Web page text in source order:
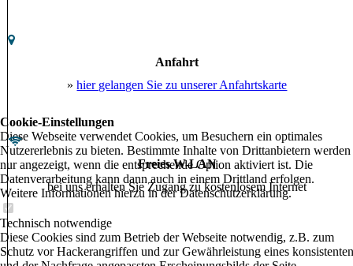
Anfahrt
»hier gelangen Sie zu unserer Anfahrtskarte
Freies W-LAN
bei uns erhalten Sie Zugang zu kostenlosem Internet
Cookie-Einstellungen
Diese Webseite verwendet Cookies, um Besuchern ein optimales
Nutzererlebnis zu bieten. Bestimmte Inhalte von Drittanbietern werden
nur angezeigt, wenn die entsprechende Option aktiviert ist. Die
Datenverarbeitung kann dann auch in einem Drittland erfolgen.
Weitere Informationen hierzu in der Datenschutzerklärung.
Technisch notwendige
Diese Cookies sind zum Betrieb der Webseite notwendig, z.B. zum
Schutz vor Hackerangriffen und zur Gewährleistung eines konsistenten